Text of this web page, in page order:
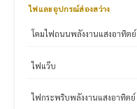
ไฟและอุปกรณ์ส่องสว่าง
โคมไฟถนนพลังงานแสงอาทิตย์
ไฟแว๊บ
ไฟกระพริบพลังงานแสงอาทิตย์